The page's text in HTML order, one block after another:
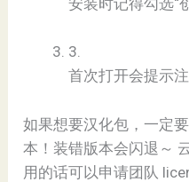
安装时记得勾选“
3.
首次打开会提示
如果想要汉化包，一定
本！装错版本会闪退～
用的话可以申请团队